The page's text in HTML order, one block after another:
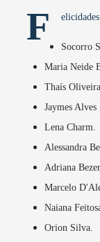
F
Socorro
Maria Neide
Thaís
Jaymes Alves
Lena Charm.
Alessandra
Adriana
Marcelo
Naiana
Orion Silva.